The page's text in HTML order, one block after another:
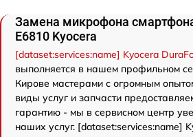
Замена микрофона
E6810 Kyocera
[dataset:services:name] Kyocera
выполняется в нашем профильном
Кирове мастерами с огромным
виды услуг и запчасти
гарантию - мы в сервисном центр
наших услуг. [dataset:services:name]